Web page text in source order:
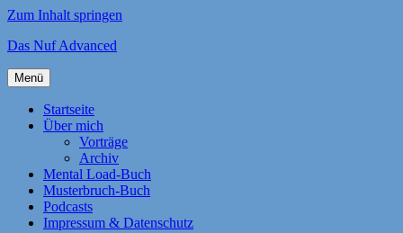
Zum Inhalt springen
Das Nuf Advanced
Menü
Startseite
Über mich
Vorträge
Archiv
Mental Load-Buch
Musterbruch-Buch
Podcasts
Impressum & Datenschutz